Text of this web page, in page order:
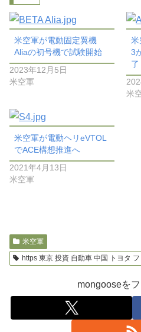
米空軍が電動固定翼機
Aliaの初号機で試験開始
2023年12月5日
米空軍
米
3
了
米
米空軍が電動ヘリeVTOL
でACE構想推進へ
2021年4月13日
米空軍
米空軍
https 東京 投資 自動車 中国 トヨタ
mongooseを